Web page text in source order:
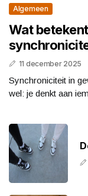
Algemeen
Wat
11 december 2025
Synchroniciteit in
wel: je denkt aan